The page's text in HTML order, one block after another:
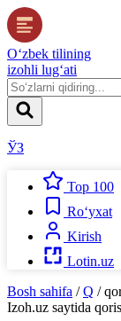
O‘zbek tilining
izohli lug‘ati
ЎЗ
Top 100
Ro‘yxat
Kirish
Lotin.uz
Bosh sahifa / Q /
Izoh.uz saytida